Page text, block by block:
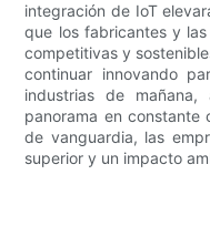
integración de IoT
que los fabricantes y
competitivas y
continuar innovando
industrias de
panorama en constante
de vanguardia, las
superior y un impacto